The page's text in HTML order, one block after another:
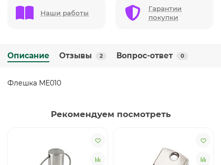
Наши работы
Гарантии
покупки
Описание Отзывы 2 Вопрос-ответ 0
Флешка ME010
Рекомендуем посмотреть